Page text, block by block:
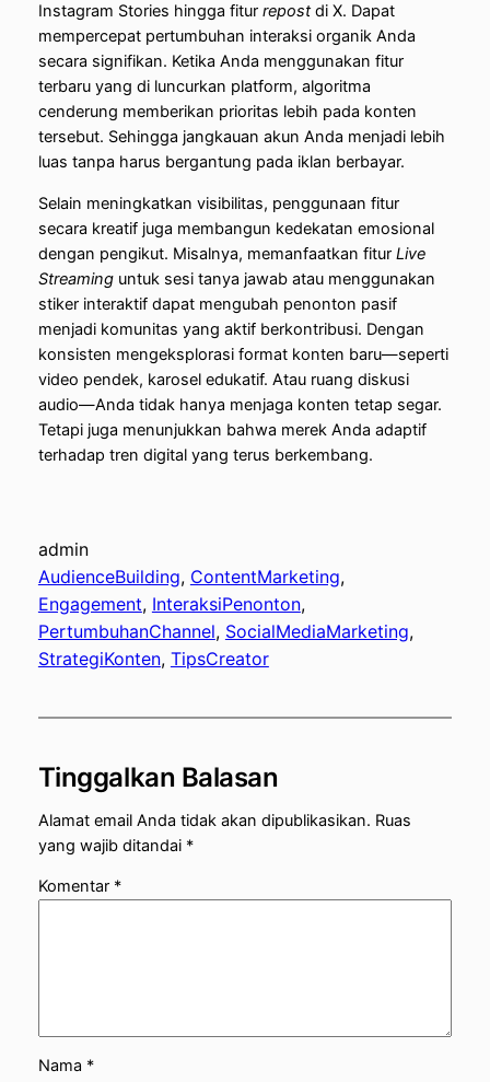
Instagram Stories hingga fitur repostdi X. Dapat
mempercepat pertumbuhan interaksi organik Anda
secara signifikan. Ketika Anda menggunakan fitur
terbaru yang di luncurkan platform, algoritma
cenderung memberikan prioritas lebih pada konten
tersebut. Sehingga jangkauan akun Anda menjadi lebih
luas tanpa harus bergantung pada iklan berbayar.
Selain meningkatkan visibilitas, penggunaan fitur
secara kreatif juga membangun kedekatan emosional
dengan pengikut. Misalnya, memanfaatkan fitur Live
Streaminguntuk sesi tanya jawab atau menggunakan
stiker interaktif dapat mengubah penonton pasif
menjadi komunitas yang aktif berkontribusi. Dengan
konsisten mengeksplorasi format konten baru—seperti
video pendek, karosel edukatif. Atau ruang diskusi
audio—Anda tidak hanya menjaga konten tetap segar.
Tetapi juga menunjukkan bahwa merek Anda adaptif
terhadap tren digital yang terus berkembang.
admin
AudienceBuilding, ContentMarketing ,
Engagement, InteraksiPenonton ,
PertumbuhanChannel, SocialMediaMarketing ,
StrategiKonten, TipsCreator
Tinggalkan Balasan
Alamat email Anda tidak akan dipublikasikan. Ruas
yang wajib ditandai *
Komentar *
Nama *